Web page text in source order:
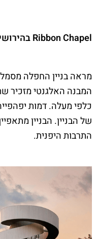
Ribbon Chapel בהירושימה, האדריכל הירושי נקמורה.
מראה בניין החפלה
המבנה האלגנטי מזכיר
כלפי מעלה. דמות
של הבניין. הבניין
התרבות היפנית.